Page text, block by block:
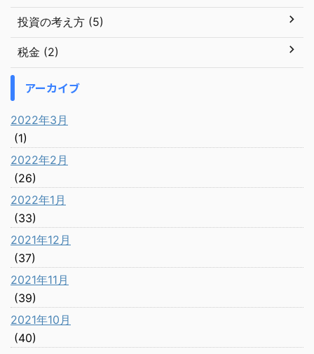
投資の考え方 (5)
税金 (2)
アーカイブ
2022年3月
(1)
2022年2月
(26)
2022年1月
(33)
2021年12月
(37)
2021年11月
(39)
2021年10月
(40)